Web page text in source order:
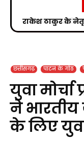
सड़क हादसे के बाद
छत्तीसगढ़ पाटन के गोठ
युवा मोर्चा
ने भारतीय
के लिए